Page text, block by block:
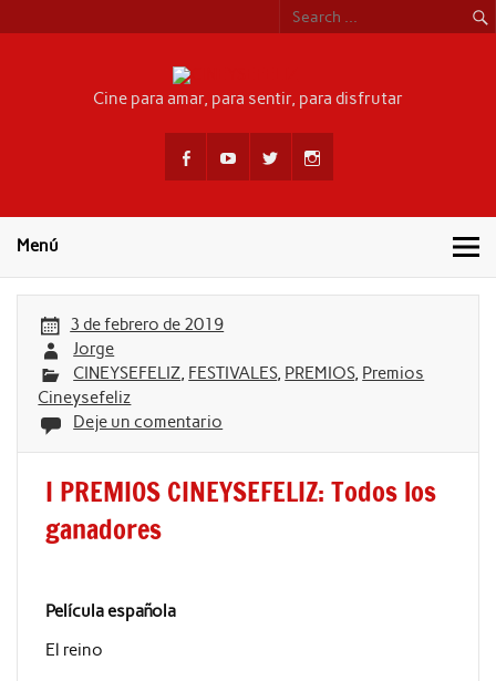
content
Cine para amar, para sentir, para disfrutar
Menú
3 de febrero de 2019
Jorge
CINEYSEFELIZ, FESTIVALES, PREMIOS, Premios
Cineysefeliz
Deje un comentario
I PREMIOS CINEYSEFELIZ: Todos los
ganadores
Película española
El reino